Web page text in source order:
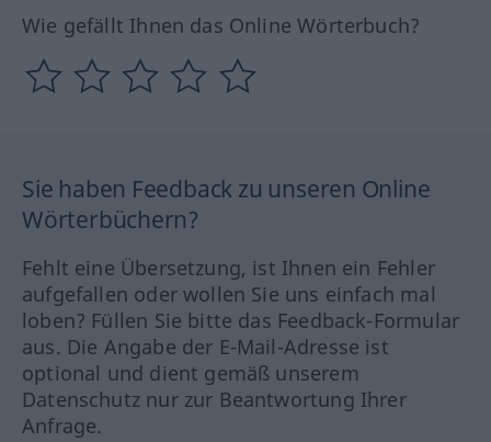
Wie gefällt Ihnen das Online Wörterbuch?
Sie haben Feedback zu unseren Online
Wörterbüchern?
Fehlt eine Übersetzung, ist Ihnen ein Fehler
aufgefallen oder wollen Sie uns einfach mal
loben? Füllen Sie bitte das Feedback-Formular
aus. Die Angabe der E-Mail-Adresse ist
optional und dient gemäß unserem
Datenschutz nur zur Beantwortung Ihrer
Anfrage.